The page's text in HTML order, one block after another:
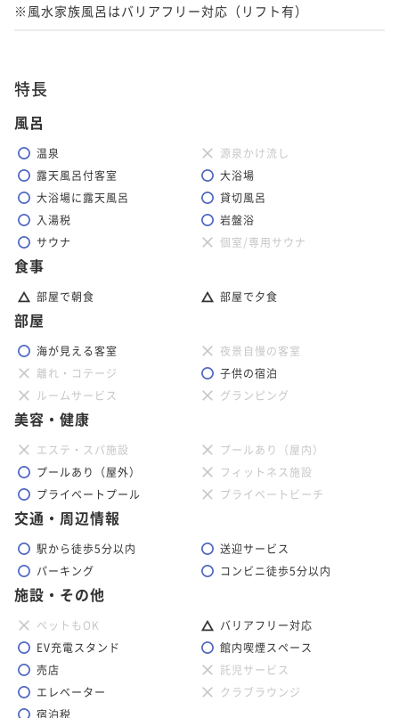
※風水家族風呂はバリアフリー対応（リフト有）
特長
風呂
温泉
源泉かけ流し
露天風呂付客室
大浴場
大浴場に露天風呂
貸切風呂
入湯税
岩盤浴
サウナ
個室/専用サウナ
食事
部屋で朝食 部屋で夕食
部屋
海が見える客室
夜景自慢の客室
離れ・コテージ
子供の宿泊
ルームサービス
グランピング
美容・健康
エステ・スパ施設
プールあり（屋内）
プールあり（屋外）
フィットネス施設
プライベートプール
プライベートビーチ
交通・周辺情報
駅から徒歩5分以内
送迎サービス
パーキング
コンビニ徒歩5分以内
施設・その他
ペットもOK
バリアフリー対応
EV充電スタンド
館内喫煙スペース
売店
託児サービス
エレベーター
クラブラウンジ
宿泊税